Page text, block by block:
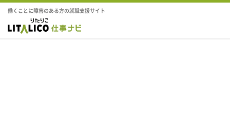
働くことに障害のある方の就職支援サイト